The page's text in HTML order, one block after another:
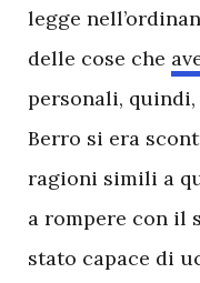
legge
delle cose che
personali,
Berro si era
ragioni simili a
a rompere con il
stato capace di